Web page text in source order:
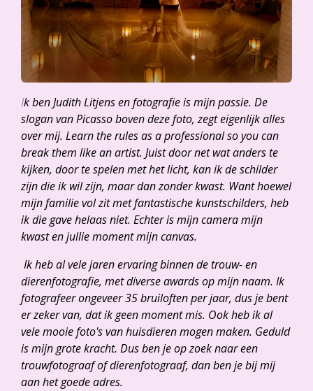
Ik ben Judith Litjens en fotografie is mijn passie. De
slogan van Picasso boven deze foto, zegt eigenlijk alles
over mij. Learn the rules as a professional so you can
break them like an artist. Juist door net wat anders te
kijken, door te spelen met het licht, kan ik de schilder
zijn die ik wil zijn, maar dan zonder kwast. Want hoewel
mijn familie vol zit met fantastische kunstschilders, heb
ik die gave helaas niet. Echter is mijn camera mijn
kwast en jullie moment mijn canvas.
Ik heb al vele jaren ervaring binnen de trouw- en
dierenfotografie, met diverse awards op mijn naam. Ik
fotografeer ongeveer 35 bruiloften per jaar, dus je bent
er zeker van, dat ik geen moment mis. Ook heb ik al
vele mooie foto's van huisdieren mogen maken. Geduld
is mijn grote kracht. Dus ben je op zoek naar een
trouwfotograaf of dierenfotograaf, dan ben je bij mij
aan het goede adres.